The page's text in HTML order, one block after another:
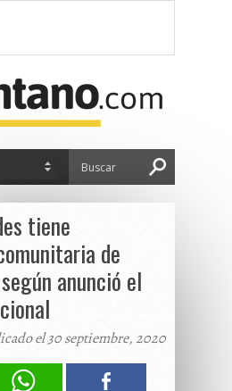
tiene
de
anunció el
el 30 septiembre, 2020